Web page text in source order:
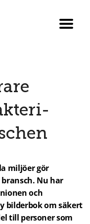
miljöer gör
Nu har
och
bilderbok om säkert
till personer som